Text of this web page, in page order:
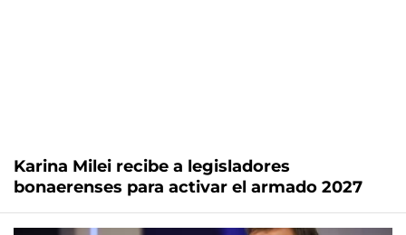
Karina Milei recibe a legisladores
bonaerenses para activar el armado 2027